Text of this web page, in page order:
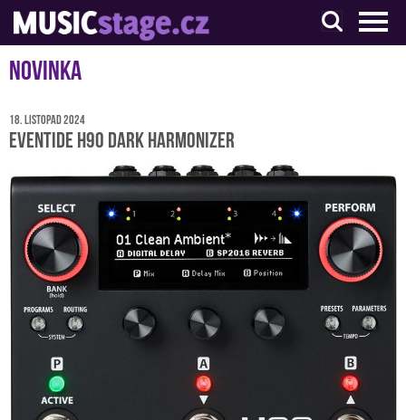
S muzikanty pro muzikanty
Novinka
18. listopad 2024
Eventide H90 Dark Harmonizer